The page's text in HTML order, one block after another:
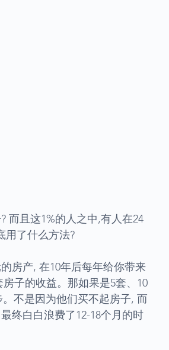
而且这1%的人之中,有人在24
用了什么方法?
房产, 在10年后每年给你带来
子的收益。那如果是5套、10
不是因为他们买不起房子, 而
终白白浪费了12-18个月的时